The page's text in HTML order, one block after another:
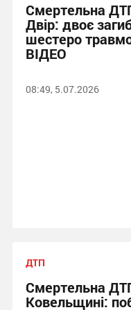
Смертельна
Двір: двоє
шестеро
ВІДЕО
08:49, 5.07.2026
ДТП
Смертельна
Ковельщині: